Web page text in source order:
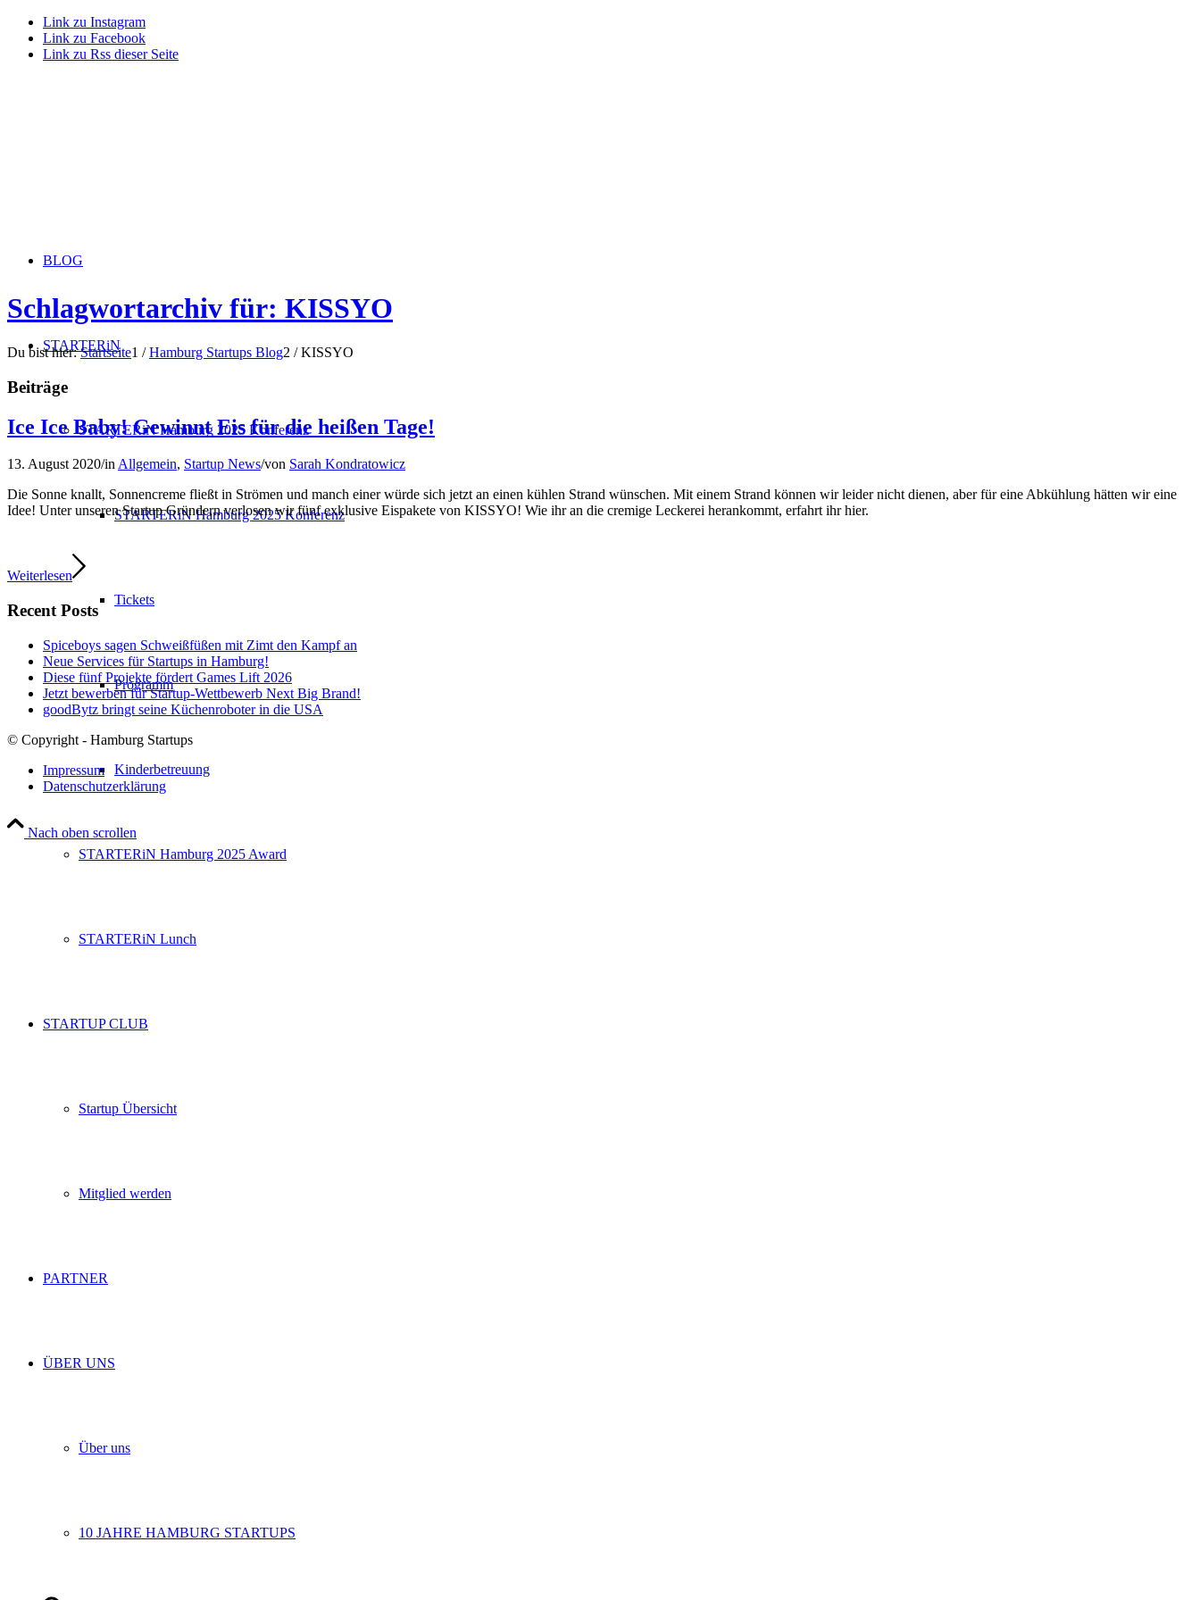
Link zu Instagram
Link zu Facebook
Link zu Rss dieser Seite
BLOG
STARTERiN
STARTERiN Hamburg 2025 Konferenz
STARTERiN Hamburg 2025 Konferenz
Tickets
Programm
Kinderbetreuung
STARTERiN Hamburg 2025 Award
STARTERiN Lunch
STARTUP CLUB
Startup Übersicht
Mitglied werden
PARTNER
ÜBER UNS
Über uns
10 JAHRE HAMBURG STARTUPS
Schlagwortarchiv für: KISSYO
Du bist hier: Startseite1 / Hamburg Startups Blog2 / KISSYO
Beiträge
Ice Ice Baby! Gewinnt Eis für die heißen Tage!
13. August 2020/inAllgemein, Startup News/von Sarah Kondratowicz
Die Sonne knallt, Sonnencreme fließt in Strömen und manch einer würde sich jetzt an einen kühlen Strand wünschen. Mit einem Strand können wir leider nicht dienen, aber für eine Abkühlung hätten wir eine
Idee! Unter unseren Startup Gründern verlosen wir fünf exklusive Eispakete von KISSYO! Wie ihr an die cremige Leckerei herankommt, erfahrt ihr hier.
Weiterlesen
Recent Posts
Spiceboys sagen Schweißfüßen mit Zimt den Kampf an
Neue Services für Startups in Hamburg!
Diese fünf Projekte fördert Games Lift 2026
Jetzt bewerben für Startup-Wettbewerb Next Big Brand!
goodBytz bringt seine Küchenroboter in die USA
© Copyright - Hamburg Startups
Impressum
Datenschutzerklärung
Nach oben scrollen